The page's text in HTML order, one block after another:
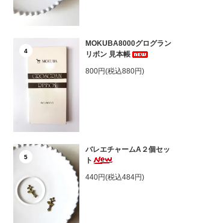
4
MOKUBA8000グログラン
リボン 見本帳
800円(税込880円)
5
バレエチャームA２個セッ
ト
440円(税込484円)